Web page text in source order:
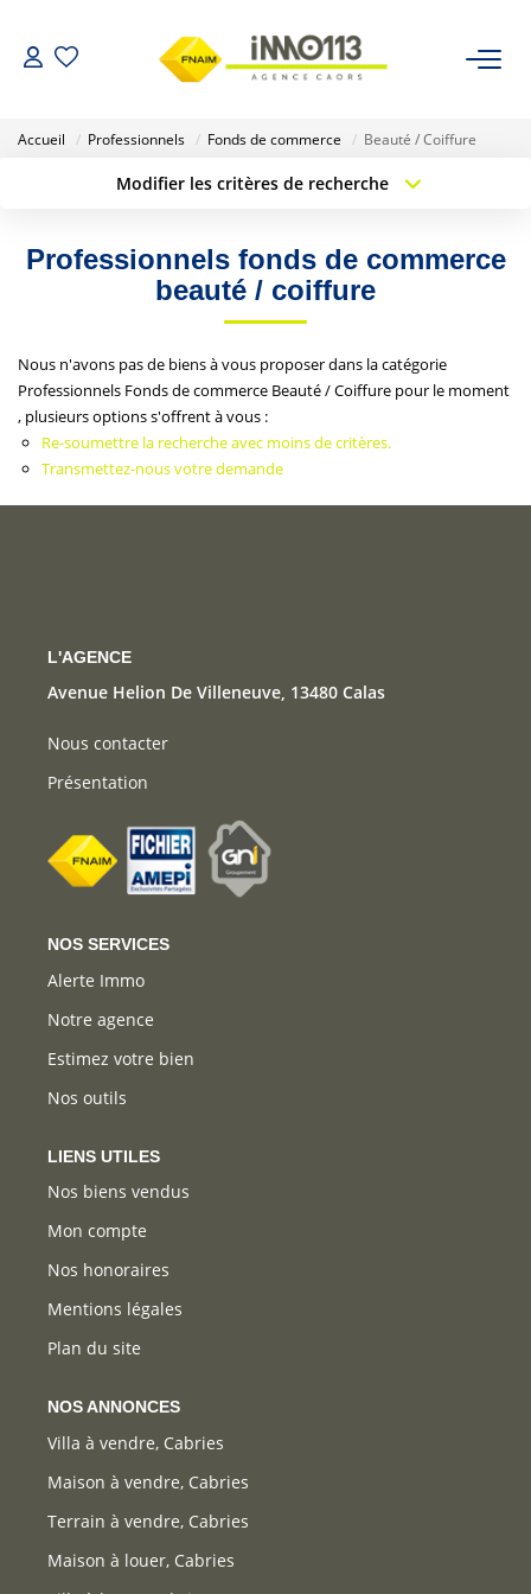
LOUER
NOTRE AGENCE
Nos Biens Vendus
ESTIMER
CALCULETTES FINANCIÈRES
Accueil Professionnels Fonds de commerce Beauté / Coiffure
Modifier les critères de recherche
Sélectionnez...
Type de bien
Surface min
Créer une alerte
Professionnels fonds de commerce
beauté / coiffure
Nous n'avons pas de biens à vous proposer dans la catégorie
Professionnels Fonds de commerce Beauté / Coiffure pour le moment
, plusieurs options s'offrent à vous :
Re-soumettre la recherche avec moins de critères.
Transmettez-nous votre demande
L'AGENCE
Avenue Helion De Villeneuve, 13480 Calas
Nous contacter
Présentation
NOS SERVICES
Alerte Immo
Notre agence
Estimez votre bien
Nos outils
LIENS UTILES
Nos biens vendus
Mon compte
Nos honoraires
Mentions légales
Plan du site
NOS ANNONCES
Villa à vendre, Cabries
Maison à vendre, Cabries
Terrain à vendre, Cabries
Maison à louer, Cabries